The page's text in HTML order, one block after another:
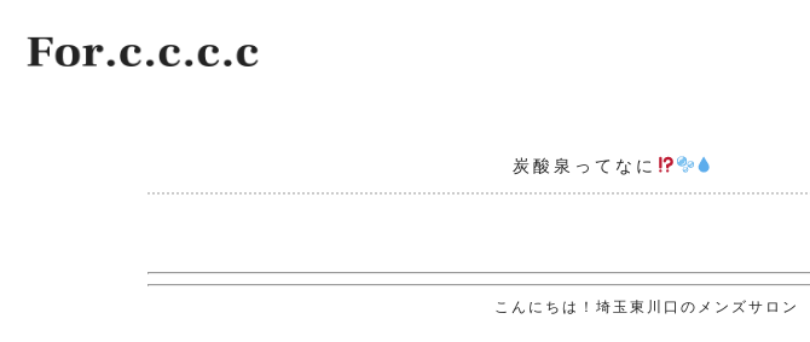
炭酸泉ってなに
こんにちは！埼玉東川口のメンズサロン